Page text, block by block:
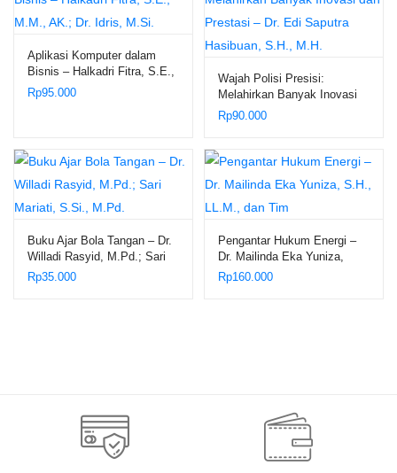
Aplikasi Komputer dalam
Bisnis – Halkadri Fitra, S.E.,
M.M., AK.; Dr. Idris, M.Si.
Rp95.000
Wajah Polisi Presisi:
Melahirkan Banyak Inovasi
dan Prestasi – Dr. Edi
Saputra Hasibuan, S.H.,
Rp90.000
Buku Ajar Bola Tangan – Dr.
Willadi Rasyid, M.Pd.; Sari
Mariati, S.Si., M.Pd.
Rp35.000
Pengantar Hukum Energi –
Dr. Mailinda Eka Yuniza,
S.H., LL.M., dan Tim
Rp160.000